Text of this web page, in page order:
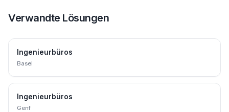
Verwandte Lösungen
Ingenieurbüros
Basel
Ingenieurbüros
Genf